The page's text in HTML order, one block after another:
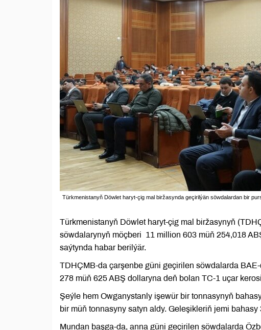
Türkmenistanyň Döwlet haryt-çig mal biržasynda geçirilýän söwdalardan bir
Türkmenistanyň Döwlet haryt-çig mal biržasynyň
söwdalarynyň möçberi 11 million 603 müň 254,018
saýtynda habar berilýär.
TDHÇMB-da çarşenbe güni geçirilen söwdalarda
278 müň 625 ABŞ dollaryna deň bolan TC-1 uçar
Şeýle hem Owganystanly işewür bir tonnasynyň
bir müň tonnasyny satyn aldy. Geleşikleriň jemi
Mundan başga-da, anna güni geçirilen söwdalarda